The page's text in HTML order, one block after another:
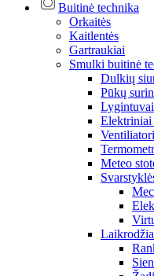
Buitinė technika
Orkaitės
Kaitlentės
Gartraukiai
Smulki buitinė
Dulkių
Pūkų
Lygintuvai
Meteo